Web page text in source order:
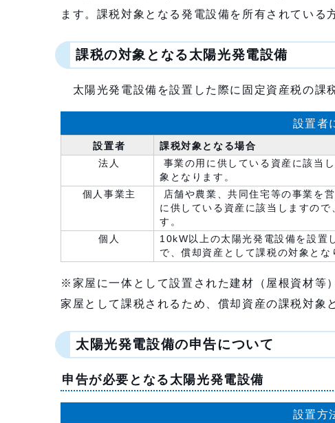
ます。課税対象となる発電設備を所有されている
課税の対象となる太陽光発電設備
太陽光発電設備を設置した際に固定資産税の課
設置者
設置者
課税対象となる場合
法人
事業の用に供している資産に該当
象となります。
個人事業主
店舗や農業、共同住宅等の事業を
に供している資産に該当しますの
す。
個人
10kW以上の太陽光発電設備を設置
で、償却資産として課税の対象とな
※家屋に一体として設置された建材（屋根資材等
家屋として課税されるため、償却資産の課税対象
太陽光発電設備の申告について
申告が必要となる太陽光発電設備
設置方